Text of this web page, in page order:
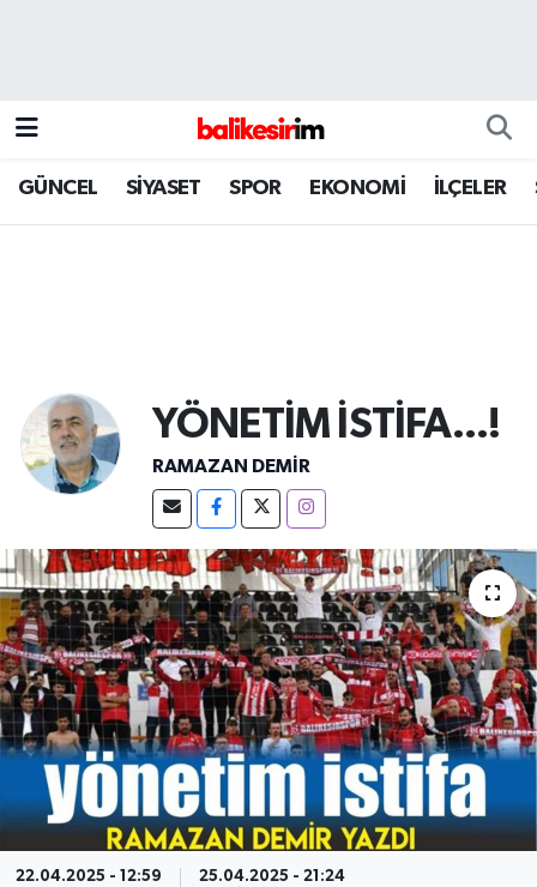
GÜNCEL SİYASET SPOR EKONOMİ İLÇELER
YÖNETİM İSTİFA...!
RAMAZAN DEMİR
22.04.2025 - 12:59 25.04.2025 - 21:24